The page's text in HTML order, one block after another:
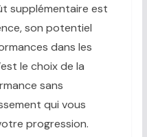
supplémentaire est
son potentiel
dans les
le choix de la
sans
qui vous
progression.